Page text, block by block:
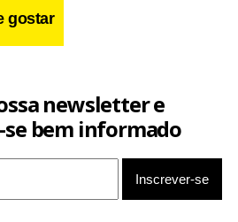
gostar
newsletter e
bem informado